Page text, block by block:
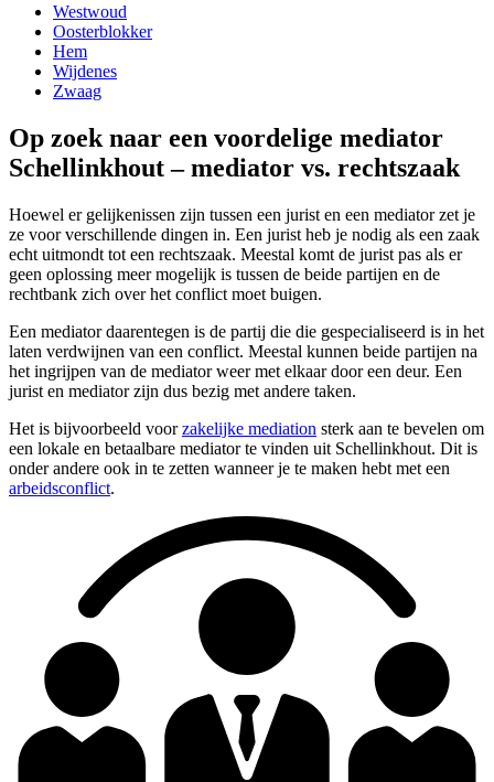
Westwoud
Oosterblokker
Hem
Wijdenes
Zwaag
Op zoek naar een voordelige mediator
Schellinkhout – mediator vs. rechtszaak
Hoewel er gelijkenissen zijn tussen een jurist en een mediator zet je
ze voor verschillende dingen in. Een jurist heb je nodig als een zaak
echt uitmondt tot een rechtszaak. Meestal komt de jurist pas als er
geen oplossing meer mogelijk is tussen de beide partijen en de
rechtbank zich over het conflict moet buigen.
Een mediator daarentegen is de partij die die gespecialiseerd is in het
laten verdwijnen van een conflict. Meestal kunnen beide partijen na
het ingrijpen van de mediator weer met elkaar door een deur. Een
jurist en mediator zijn dus bezig met andere taken.
Het is bijvoorbeeld voorzakelijke mediation sterk aan te bevelen om
een lokale en betaalbare mediator te vinden uit Schellinkhout. Dit is
onder andere ook in te zetten wanneer je te maken hebt met een
arbeidsconflict.